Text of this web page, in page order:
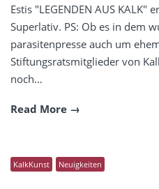
Estis "LEGENDEN AUS KALK"
Superlativ. PS: Ob es in dem
parasitenpresse auch um
Stiftungsratsmitglieder von
noch…
Read More
KalkKunst Neuigkeiten